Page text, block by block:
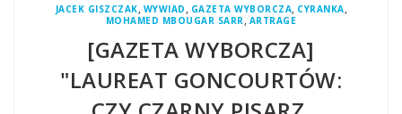
JACEK GISZCZAK, WYWIAD , GAZETA WYBORCZA, CYRANKA,
MOHAMED MBOUGAR SARR, ARTRAGE
[GAZETA WYBORCZA]
"LAUREAT GONCOURTÓW: